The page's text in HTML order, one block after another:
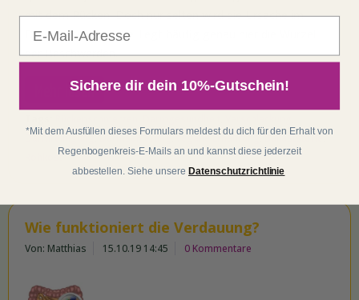
mit dem Rücken. Doch nur selten wird die Ursache im
Darm gesucht. Dabei liegt häufig genau hier die Wurzel
der Beschwerden.
Mehr lesen
Darmreinigung,Darmsanierung,vegane Ernährung,Ballaststoffe,
Rohkost
Wie funktioniert die Verdauung?
Von: Matthias 15.10.19 14:45 0 Kommentare
Sichere dir dein 10%-Gutschein!
*Mit dem Ausfüllen dieses Formulars meldest du dich für den Erhalt von
Regenbogenkreis-E-Mails an und kannst diese jederzeit
abbestellen. Siehe unsere Datenschutzrichtlinie